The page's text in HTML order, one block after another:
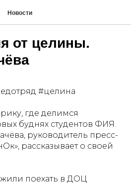
Новости
от целины.
#целина
где делимся
буднях студентов ФИЯ.
руководитель пресс-
рассказывает о своей
поехать в ДОЦ